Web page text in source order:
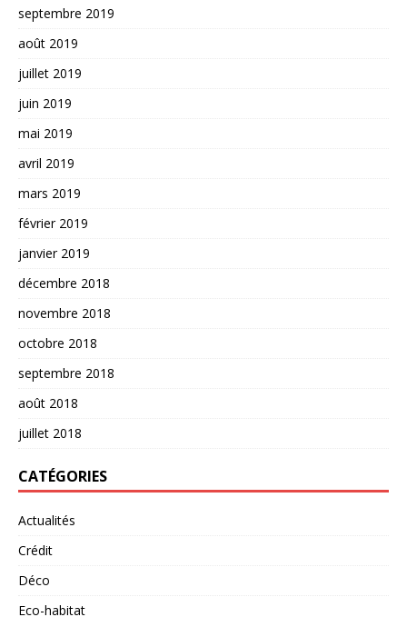
septembre 2019
août 2019
juillet 2019
juin 2019
mai 2019
avril 2019
mars 2019
février 2019
janvier 2019
décembre 2018
novembre 2018
octobre 2018
septembre 2018
août 2018
juillet 2018
CATÉGORIES
Actualités
Crédit
Déco
Eco-habitat